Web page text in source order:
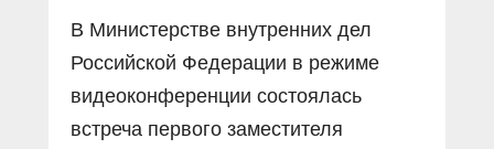
В Министерстве внутренних дел
Российской Федерации в режиме
видеоконференции состоялась
встреча первого заместителя